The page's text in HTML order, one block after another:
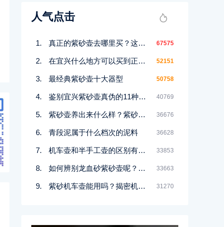
人气点击
真正的紫砂壶去哪里买？这几个地方都能买到！ 67575
在宜兴什么地方可以买到正宗紫砂壶 52151
最经典紫砂壶十大器型 50758
鉴别宜兴紫砂壶真伪的11种好方法 40769
紫砂壶养出来什么样？紫砂壶包浆前后对比图鉴赏 36676
青段泥属于什么档次的泥料 36628
机车壶和半手工壶的区别有哪些 33853
如何辨别龙血砂紫砂壶呢？记住一点 33663
紫砂机车壶能用吗？揭密机车壶的真实面目 31270